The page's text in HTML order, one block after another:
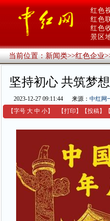
红色
红色
红色
景区
当前位置：新闻类>>红色企业
坚持初心 共筑梦
2023-12-27 09:11:44 来源： 中红网
【字号 大 中 小】 【打印 】 【投稿】 【